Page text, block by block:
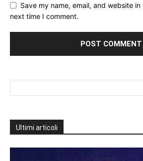
Save my name, email, and website
next time I comment.
Ultimi articoli